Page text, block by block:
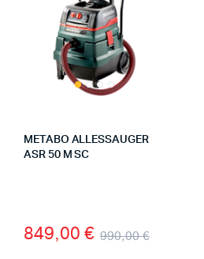
METABO ALLESSAUGER
ASR 50 M SC
990,00€
849,00 €